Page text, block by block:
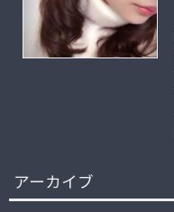
アーカイブ